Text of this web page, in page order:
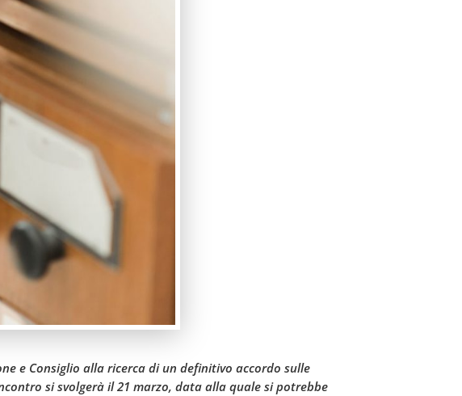
e Consiglio alla ricerca di un definitivo accordo sulle
si svolgerà il 21 marzo, data alla quale si potrebbe